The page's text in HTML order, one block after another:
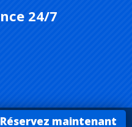
24/7
Réservez maintenant